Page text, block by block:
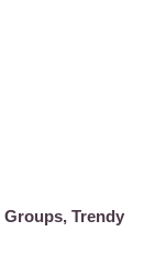
Groups, Trendy